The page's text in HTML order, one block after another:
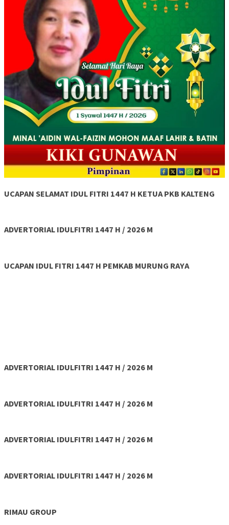
UCAPAN SELAMAT IDUL FITRI 1447 H KETUA PKB KALTENG
ADVERTORIAL IDULFITRI 1447 H / 2026 M
UCAPAN IDUL FITRI 1447 H PEMKAB MURUNG RAYA
ADVERTORIAL IDULFITRI 1447 H / 2026 M
ADVERTORIAL IDULFITRI 1447 H / 2026 M
ADVERTORIAL IDULFITRI 1447 H / 2026 M
ADVERTORIAL IDULFITRI 1447 H / 2026 M
RIMAU GROUP